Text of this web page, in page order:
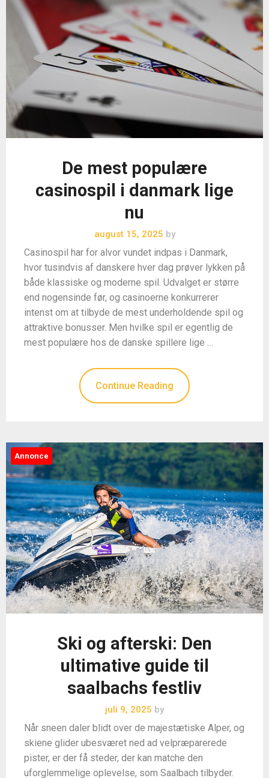
De mest populære
casinospil i danmark lige
nu
august 15, 2025 by
Casinospil har for alvor vundet indpas i Danmark,
hvor tusindvis af danskere hver dag prøver lykken på
både klassiske og moderne spil. Udvalget er større
end nogensinde før, og casinoerne konkurrerer
intenst om at tilbyde de mest underholdende spil og
attraktive bonusser. Men hvilke spil er egentlig de
mest populære hos de danske spillere lige …
Continue Reading
Annonce
Ski og afterski: Den
ultimative guide til
saalbachs festliv
juli 9, 2025 by
Når sneen daler blidt over de majestætiske Alper, og
skiene glider ubesværet ned ad velpræparerede
pister, er der få steder, der kan matche den
uforglemmelige oplevelse, som Saalbach tilbyder.